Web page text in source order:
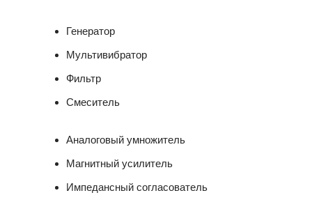
Генератор
Мультивибратор
Фильтр
Смеситель
Аналоговый умножитель
Магнитный усилитель
Импедансный согласователь